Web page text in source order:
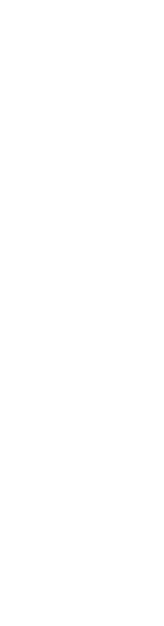
aquí para hacer
para ofrecerte en
Sodimac
y
para
en Sodimac.
y decoración.